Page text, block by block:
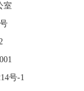
室
号-1